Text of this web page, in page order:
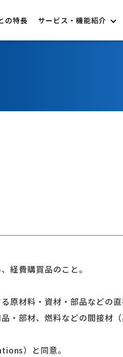
の特長 サービス・機能紹介
経費購買品のこと。
原材料・資材・部品などの
・部材、燃料などの間接材（
）と同意。